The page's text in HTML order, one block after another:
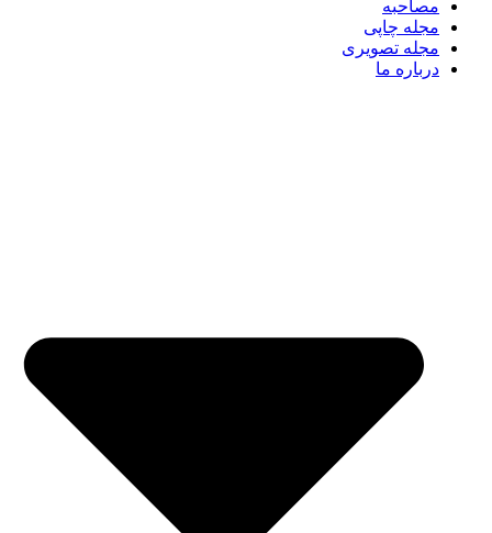
مصاحبه
مجله چاپی
مجله تصویری
درباره ما